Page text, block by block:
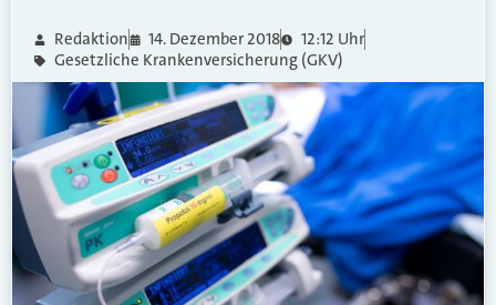
Redaktion 14. Dezember 2018
12:12 Uhr
Gesetzliche Krankenversicherung (GKV)